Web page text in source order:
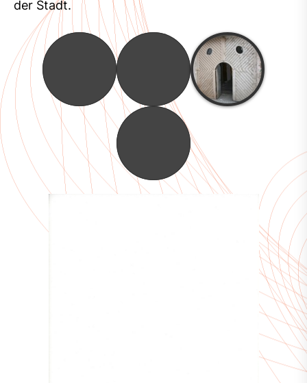
der Stadt.